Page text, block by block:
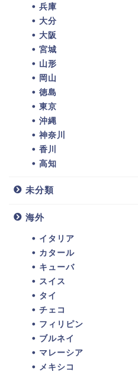
兵庫
大分
大阪
宮城
山形
岡山
徳島
東京
沖縄
神奈川
香川
高知
未分類
海外
イタリア
カタール
キューバ
スイス
タイ
チェコ
フィリピン
ブルネイ
マレーシア
メキシコ